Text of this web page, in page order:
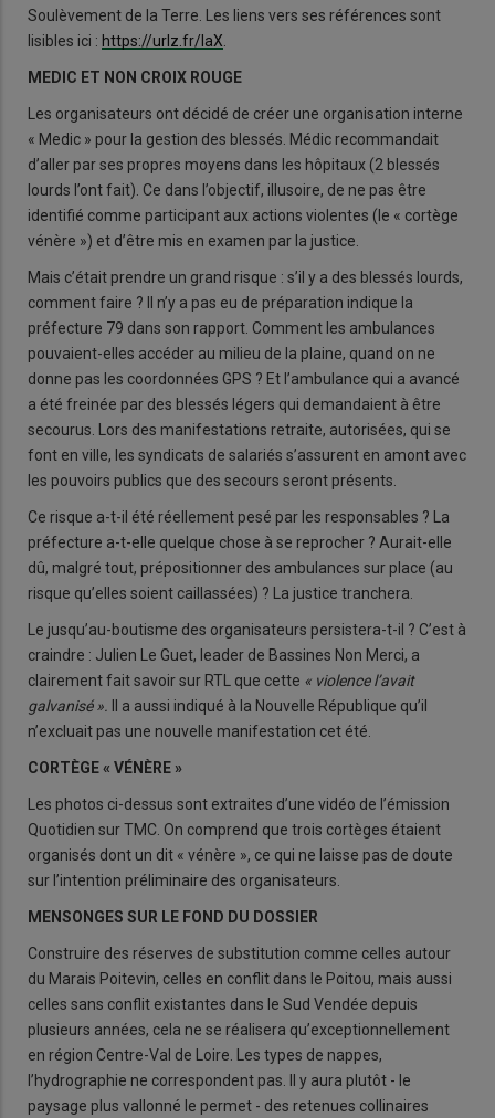
Soulèvement de la Terre. Les liens vers ses références sont
lisibles ici : https://urlz.fr/laX
MEDIC ET NON CROIX ROUGE
Les organisateurs ont décidé de créer une organisation interne
« Medic » pour la gestion des blessés. Médic recommandait
d’aller par ses propres moyens dans les hôpitaux (2 blessés
lourds l’ont fait). Ce dans l’objectif, illusoire, de ne pas être
identifié comme participant aux actions violentes (le « cortège
vénère ») et d’être mis en examen par la justice.
Mais c’était prendre un grand risque : s’il y a des blessés lourds,
comment faire ? Il n’y a pas eu de préparation indique la
préfecture 79 dans son rapport. Comment les ambulances
pouvaient-elles accéder au milieu de la plaine, quand on ne
donne pas les coordonnées GPS ? Et l’ambulance qui a avancé
a été freinée par des blessés légers qui demandaient à être
secourus. Lors des manifestations retraite, autorisées, qui se
font en ville, les syndicats de salariés s’assurent en amont avec
les pouvoirs publics que des secours seront présents.
Ce risque a-t-il été réellement pesé par les responsables ? La
préfecture a-t-elle quelque chose à se reprocher ? Aurait-elle
dû, malgré tout, prépositionner des ambulances sur place (au
risque qu’elles soient caillassées) ? La justice tranchera.
Le jusqu’au-boutisme des organisateurs persistera-t-il ? C’est à
craindre : Julien Le Guet, leader de Bassines Non Merci, a
clairement fait savoir sur RTL que cette « violence l’avait
galvanisé ».
Il a aussi indiqué à la Nouvelle République qu’il
n’excluait pas une nouvelle manifestation cet été.
CORTÈGE « VÉNÈRE »
Les photos ci-dessus sont extraites d’une vidéo de l’émission
Quotidien sur TMC. On comprend que trois cortèges étaient
organisés dont un dit « vénère », ce qui ne laisse pas de doute
sur l’intention préliminaire des organisateurs.
MENSONGES SUR LE FOND DU DOSSIER
Construire des réserves de substitution comme celles autour
du Marais Poitevin, celles en conflit dans le Poitou, mais aussi
celles sans conflit existantes dans le Sud Vendée depuis
plusieurs années, cela ne se réalisera qu’exceptionnellement
en région Centre-Val de Loire. Les types de nappes,
l’hydrographie ne correspondent pas. Il y aura plutôt - le
paysage plus vallonné le permet - des retenues collinaires